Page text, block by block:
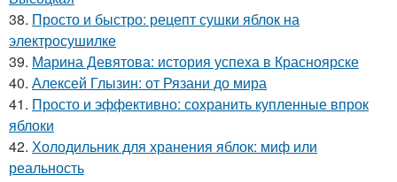
38. Просто и быстро: рецепт сушки яблок на
электросушилке
39. Марина Девятова: история успеха в Красноярске
40. Алексей Глызин: от Рязани до мира
41. Просто и эффективно: сохранить купленные впрок
яблоки
42. Холодильник для хранения яблок: миф или
реальность